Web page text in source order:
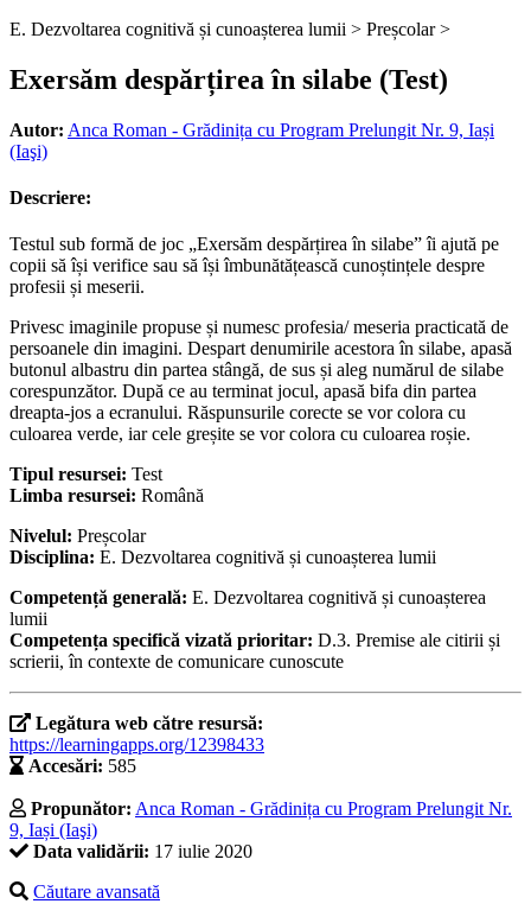
E. Dezvoltarea cognitivă și cunoașterea lumii > Preșcolar >
Exersăm despărțirea în silabe (Test)
Autor: Anca Roman - Grădinița cu Program Prelungit Nr. 9, Iași
(Iaşi)
Descriere:
Testul sub formă de joc „Exersăm despărțirea în silabe” îi ajută pe
copii să își verifice sau să își îmbunătățească cunoștințele despre
profesii și meserii.
Privesc imaginile propuse și numesc profesia/ meseria practicată de
persoanele din imagini. Despart denumirile acestora în silabe, apasă
butonul albastru din partea stângă, de sus și aleg numărul de silabe
corespunzător. După ce au terminat jocul, apasă bifa din partea
dreapta-jos a ecranului. Răspunsurile corecte se vor colora cu
culoarea verde, iar cele greșite se vor colora cu culoarea roșie.
Tipul resursei: Test
Limba resursei: Română
Nivelul: Preșcolar
Disciplina: E. Dezvoltarea cognitivă și cunoașterea lumii
Competență generală: E. Dezvoltarea cognitivă și cunoașterea
lumii
Competența specifică vizată prioritar: D.3. Premise ale citirii și
scrierii, în contexte de comunicare cunoscute
Legătura web către resursă:
https://learningapps.org/12398433
Accesări: 585
Propunător: Anca Roman - Grădinița cu Program Prelungit Nr.
9, Iași (Iaşi)
Data validării: 17 iulie 2020
Căutare avansată